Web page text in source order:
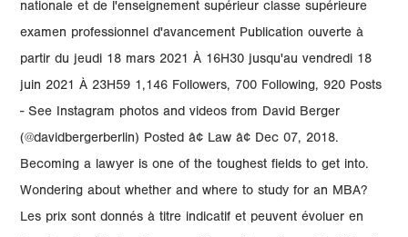
nationale et de l'enseignement supérieur classe supérieure
examen professionnel d'avancement Publication ouverte à
partir du jeudi 18 mars 2021 À 16H30 jusqu'au vendredi 18
juin 2021 À 23H59 1,146 Followers, 700 Following, 920 Posts
- See Instagram photos and videos from David Berger
(@davidbergerberlin) Posted â¢ Law â¢ Dec 07, 2018.
Becoming a lawyer is one of the toughest fields to get into.
Wondering about whether and where to study for an MBA?
Les prix sont donnés à titre indicatif et peuvent évoluer en